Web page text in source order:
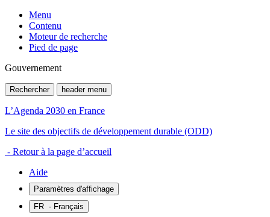
Menu
Contenu
Moteur de recherche
Pied de page
Gouvernement
Rechercher header menu
L’Agenda 2030 en France
Le site des objectifs de développement durable (ODD)
- Retour à la page d’accueil
Aide
Paramètres d'affichage
FR - Français